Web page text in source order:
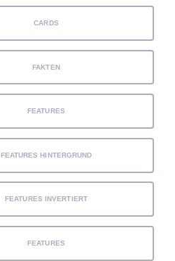
CARDS
FAKTEN
FEATURES
FEATURES HINTERGRUND
FEATURES INVERTIERT
FEATURES